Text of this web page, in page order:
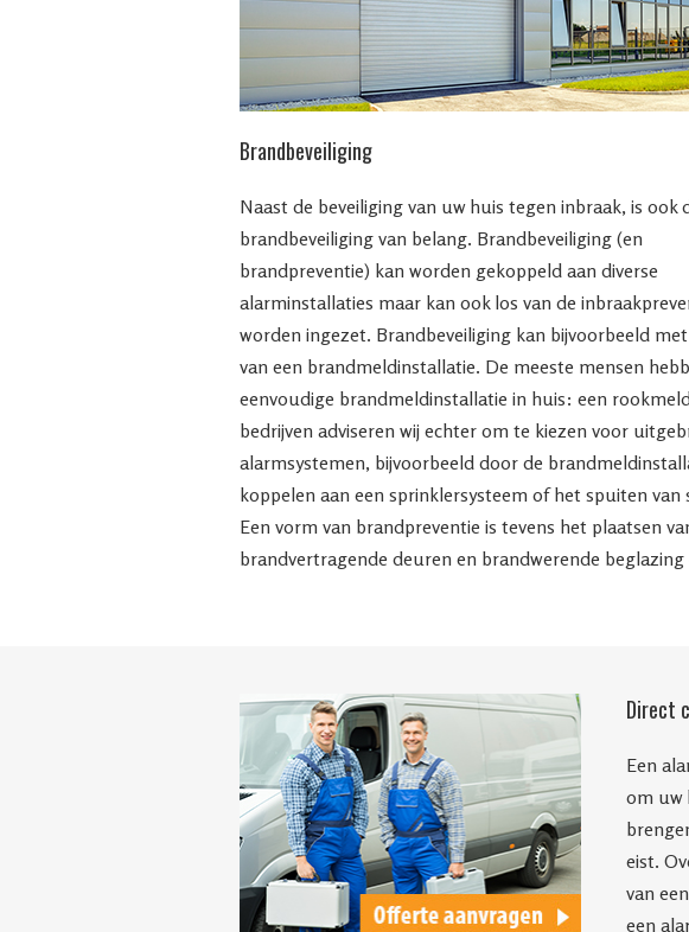
Brandbeveiliging
Naast de beveiliging van uw huis tegen inbraak, is ook
brandbeveiliging van belang. Brandbeveiliging (en
brandpreventie) kan worden gekoppeld aan diverse
alarminstallaties maar kan ook los van de
worden ingezet. Brandbeveiliging kan bijvoorbeeld
van een brandmeldinstallatie. De meeste mensen
eenvoudige brandmeldinstallatie in huis: een
bedrijven adviseren wij echter om te kiezen voor
alarmsystemen, bijvoorbeeld door de
koppelen aan een sprinklersysteem of het spuiten van
Een vorm van brandpreventie is tevens het plaatsen
brandvertragende deuren en brandwerende beglazing
Direct
Een
om uw
eist.
van
een